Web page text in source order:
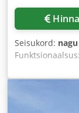
Seisukord:
Funktsionaalsus:
kogumass:40